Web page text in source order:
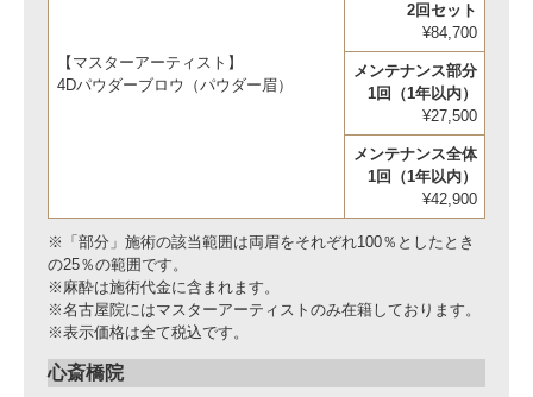
【マスターアーティスト】
4Dパウダーブロウ（パウダー眉）
2回セット
¥84,700
メンテナンス部分
1回（1年以内）
¥27,500
メンテナンス全体
1回（1年以内）
¥42,900
※「部分」施術の該当範囲は両眉をそれぞれ100％としたとき
の25％の範囲です。
※麻酔は施術代金に含まれます。
※名古屋院にはマスターアーティストのみ在籍しております。
※表示価格は全て税込です。
心斎橋院